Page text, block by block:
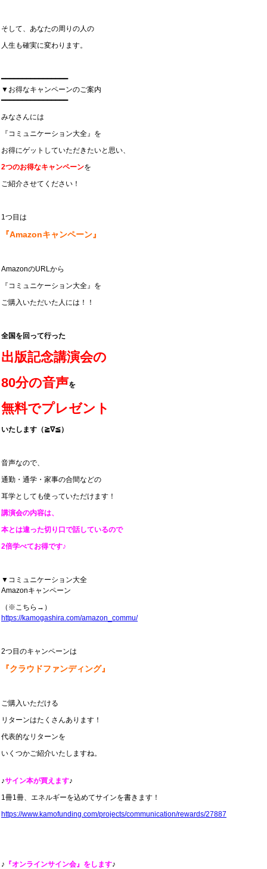
そして、あなたの周りの人の
人生も確実に変わります。
━━━━━━━━━━━━━━━━
▼お得なキャンペーンのご案内
━━━━━━━━━━━━━━━━
みなさんには
『コミュニケーション大全』を
お得にゲットしていただきたいと思い、
2つのお得なキャンペーンを
ご紹介させてください！
1つ目は
『Amazonキャンペーン』
AmazonのURLから
『コミュニケーション大全』を
ご購入いただいた人には！！
全国を回って行った
出版記念講演会の
80分の音声を
無料でプレゼント
いたします（≧∇≦）
音声なので、
通勤・通学・家事の合間などの
耳学としても使っていただけます！
講演会の内容は、
本とは違った切り口で話しているので
2倍学べてお得です♪
▼コミュニケーション大全
Amazonキャンペーン
（※こちら→）
https://kamogashira.com/amazon_commu/
2つ目のキャンペーンは
『クラウドファンディング』
ご購入いただける
リターンはたくさんあります！
代表的なリターンを
いくつかご紹介いたしますね。
♪サイン本が買えます♪
1冊1冊、エネルギーを込めてサインを書きます！
https://www.kamofunding.com/projects/communication/rewards/27887
♪ 『オンラインサイン会』をします♪